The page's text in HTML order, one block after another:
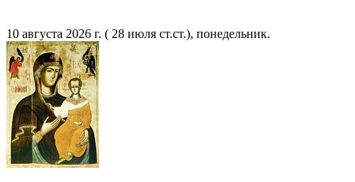
10 августа 2026 г. ( 28 июля ст.ст.), понедельник.